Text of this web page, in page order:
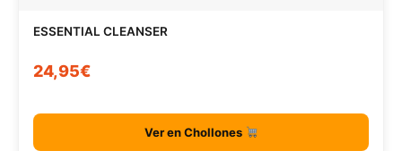
ESSENTIAL CLEANSER
24,95€
Ver en Chollones